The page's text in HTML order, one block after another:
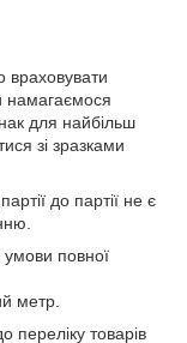
враховувати
намагаємося
для найбільш
зі зразками
до партії не є
повної
метр.
товарів